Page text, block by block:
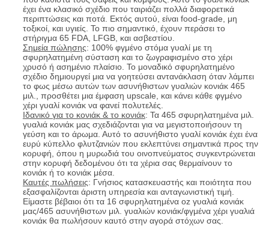
έχει ένα κλασικό σχέδιο που ταιριάζει πολλά διαφορετικά
περιπτώσεις και ποτά. Εκτός αυτού, είναι food-grade, μη
τοξικοί, και υγιείς. Το πιο σημαντικό, έχουν περάσει το
στήριγμα 65 FDA, LFGB, και ασβεστίου.
Σημεία πώλησης: 100% φγμένο στόμα γυαλί με τη
σφυρηλατημένη σύσταση και το ζωγραφισμένο στο χέρι
χρυσό ή ασημένιο πλαίσιο. Το μοναδικό σφυρηλατημένο
σχέδιο δημιουργεί μια να γοητεύσει αντανάκλαση όταν λάμπει
το φως μέσω αυτών των ασυνήθιστων γυαλιών κονιάκ 465
μιλ., προσθέτει μια έμφαση upscale, και κάνει κάθε φγμένο
χέρι γυαλί κονιάκ να φανεί πολυτελές.
Ιδανικό για το κονιάκ & το κονιάκ: Τα 465 σφυρηλατημένα μιλ.
γυαλιά κονιάκ μας σχεδιάζονται για να μεγιστοποιήσουν τη
γεύση και το άρωμα. Αυτό το ασυνήθιστο γυαλί κονιάκ έχει ένα
ευρύ κύπελλο φλυτζανιών που εκλεπτύνει σημαντικά προς την
κορυφή, όπου η μυρωδιά του οινοπνεύματος συγκεντρώνεται
στην κορυφή δεδομένου ότι τα χέρια σας θερμαίνουν το
κονιάκ ή το κονιάκ μέσα.
Καυτές πωλήσεις: Γνήσιος κατασκευαστής και ποιότητα που
εξασφαλίζονται άριστη υπηρεσία και ανταγωνιστική τιμή.
Είμαστε βέβαιοι ότι τα 16 σφυρηλατημένα oz γυαλιά κονιάκ
μας/465 ασυνήθιστων μιλ. γυαλιών κονιάκ/φγμένα χέρι γυαλιά
κονιάκ θα πωλήσουν καυτό στην αγορά στόχων σας.